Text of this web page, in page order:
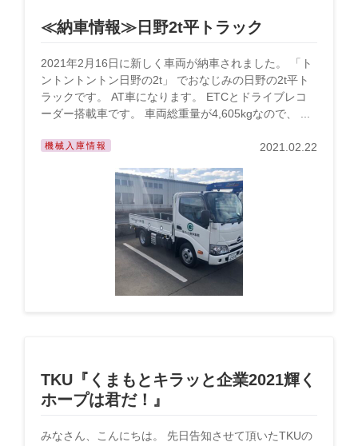
≪納車情報≫日野2t平トラック
2021年2月16日に新しく車両が納車されました。 「ト
ントントントン日野の2t」 でおなじみの日野の2t平ト
ラックです。 AT車になります。 ETCとドライブレコ
ーダー搭載車です。 車両総重量が4,605kgなので、 ...
機械入庫情報 2021.02.22
TKU『くまもとキラッと企業2021輝く
ホープは君だ！』
みなさん、こんにちは。 先日告知させて頂いたTKUの